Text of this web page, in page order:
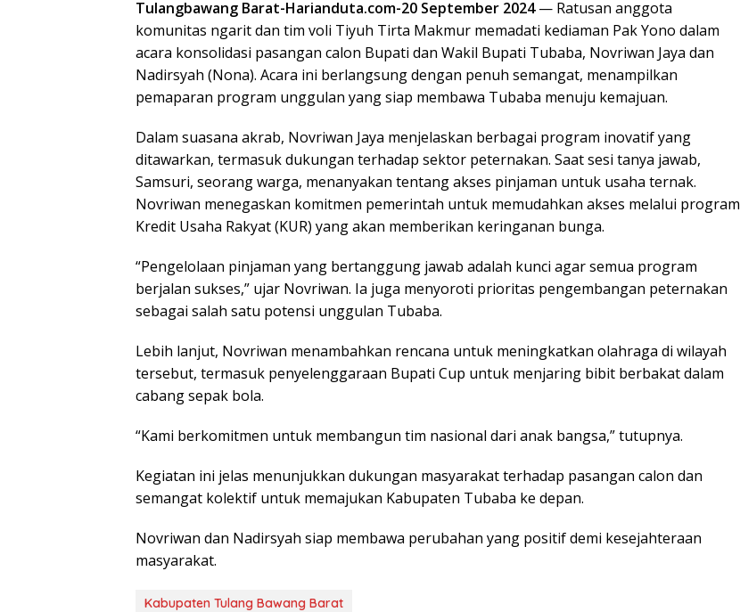
Tulangbawang Barat-Harianduta.com-20 September 2024— Ratusan anggota
komunitas ngarit dan tim voli Tiyuh Tirta Makmur memadati kediaman Pak Yono dalam
acara konsolidasi pasangan calon Bupati dan Wakil Bupati Tubaba, Novriwan Jaya dan
Nadirsyah (Nona). Acara ini berlangsung dengan penuh semangat, menampilkan
pemaparan program unggulan yang siap membawa Tubaba menuju kemajuan.
Dalam suasana akrab, Novriwan Jaya menjelaskan berbagai program inovatif yang
ditawarkan, termasuk dukungan terhadap sektor peternakan. Saat sesi tanya jawab,
Samsuri, seorang warga, menanyakan tentang akses pinjaman untuk usaha ternak.
Novriwan menegaskan komitmen pemerintah untuk memudahkan akses melalui program
Kredit Usaha Rakyat (KUR) yang akan memberikan keringanan bunga.
“Pengelolaan pinjaman yang bertanggung jawab adalah kunci agar semua program
berjalan sukses,” ujar Novriwan. Ia juga menyoroti prioritas pengembangan peternakan
sebagai salah satu potensi unggulan Tubaba.
Lebih lanjut, Novriwan menambahkan rencana untuk meningkatkan olahraga di wilayah
tersebut, termasuk penyelenggaraan Bupati Cup untuk menjaring bibit berbakat dalam
cabang sepak bola.
“Kami berkomitmen untuk membangun tim nasional dari anak bangsa,” tutupnya.
Kegiatan ini jelas menunjukkan dukungan masyarakat terhadap pasangan calon dan
semangat kolektif untuk memajukan Kabupaten Tubaba ke depan.
Novriwan dan Nadirsyah siap membawa perubahan yang positif demi kesejahteraan
masyarakat.
Kabupaten Tulang Bawang Barat